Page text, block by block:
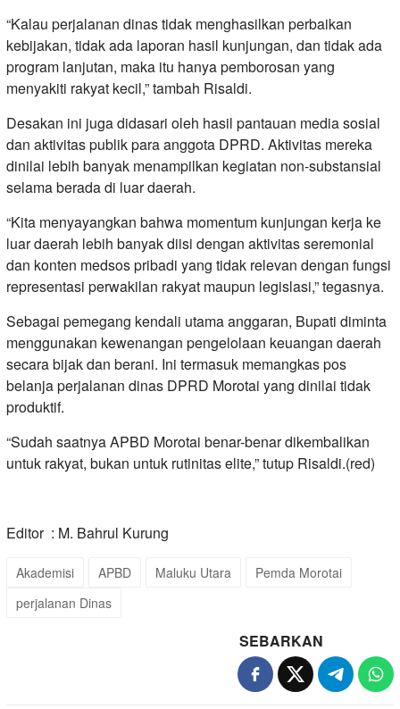
“Kalau perjalanan dinas tidak menghasilkan perbaikan
kebijakan, tidak ada laporan hasil kunjungan, dan tidak ada
program lanjutan, maka itu hanya pemborosan yang
menyakiti rakyat kecil,” tambah Risaldi.
Desakan ini juga didasari oleh hasil pantauan media sosial
dan aktivitas publik para anggota DPRD. Aktivitas mereka
dinilai lebih banyak menampilkan kegiatan non-substansial
selama berada di luar daerah.
“Kita menyayangkan bahwa momentum kunjungan kerja ke
luar daerah lebih banyak diisi dengan aktivitas seremonial
dan konten medsos pribadi yang tidak relevan dengan fungsi
representasi perwakilan rakyat maupun legislasi,” tegasnya.
Sebagai pemegang kendali utama anggaran, Bupati diminta
menggunakan kewenangan pengelolaan keuangan daerah
secara bijak dan berani. Ini termasuk memangkas pos
belanja perjalanan dinas DPRD Morotai yang dinilai tidak
produktif.
“Sudah saatnya APBD Morotai benar-benar dikembalikan
untuk rakyat, bukan untuk rutinitas elite,” tutup Risaldi.(red)
Editor : M. Bahrul Kurung
Akademisi APBD Maluku Utara
Pemda Morotai
perjalanan Dinas
SEBARKAN